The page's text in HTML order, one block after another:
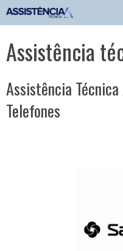
Pular
para
conteúdo
Assistência
Assistência
Telefones